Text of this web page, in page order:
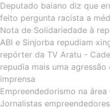
Deputado baiano diz que
feito pergunta racista a
Nota de Solidariedade à
ABI e Sinjorba repudiam
repórter da TV Aratu -
repudia mais uma
imprensa
Empreendedorismo na
Jornalistas